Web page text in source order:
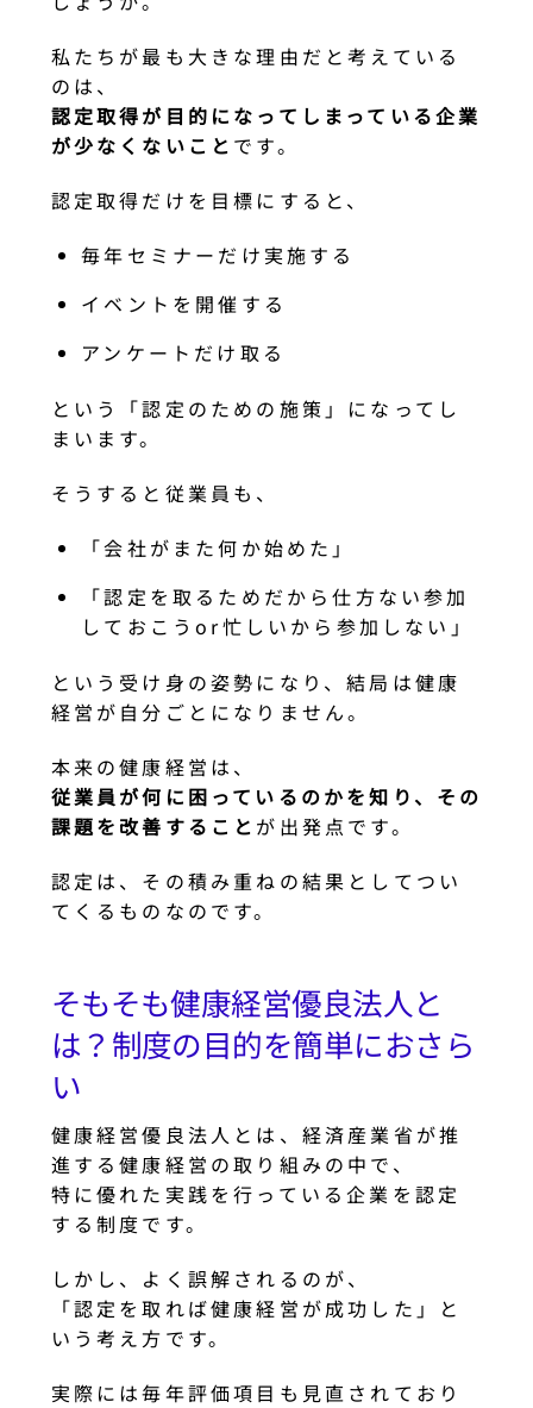
私たちが最も大きな理由だと考えている
のは、
認定取得が目的になってしまっている企業
が少なくないこと です。
認定取得だけを目標にすると、
毎年セミナーだけ実施する
イベントを開催する
アンケートだけ取る
という「認定のための施策」になってし
まいます。
そうすると従業員も、
「会社がまた何か始めた」
「認定を取るためだから仕方ない参加
しておこうor忙しいから参加しない」
という受け身の姿勢になり、結局は健康
経営が自分ごとになりません。
本来の健康経営は、
従業員が何に困っているのかを知り、その
課題を改善すること が出発点です。
認定は、その積み重ねの結果としてつい
てくるものなのです。
そもそも健康経営優良法人と
は？制度の目的を簡単におさら
い
健康経営優良法人とは、経済産業省が推
進する健康経営の取り組みの中で、
特に優れた実践を行っている企業を認定
する制度です。
しかし、よく誤解されるのが、
「認定を取れば健康経営が成功した」と
いう考え方です。
実際には毎年評価項目も見直されており